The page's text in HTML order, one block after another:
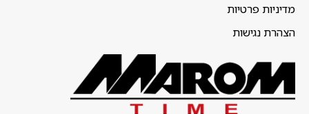
מדיניות פרטיות
הצהרת נגישות